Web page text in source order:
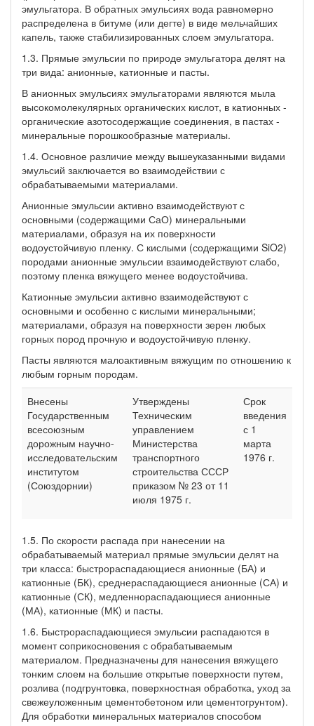
эмульгатора. В обратных эмульсиях вода равномерно
распределена в битуме (или дегте) в виде мельчайших
капель, также стабилизированных слоем эмульгатора.
1.3. Прямые эмульсии по природе эмульгатора делят на
три вида: анионные, катионные и пасты.
В анионных эмульсиях эмульгаторами являются мыла
высокомолекулярных органических кислот, в катионных -
органические азотосодержащие соединения, в пастах -
минеральные порошкообразные материалы.
1.4. Основное различие между вышеуказанными видами
эмульсий заключается во взаимодействии с
обрабатываемыми материалами.
Анионные эмульсии активно взаимодействуют с
основными (содержащими СаО) минеральными
материалами, образуя на их поверхности
водоустойчивую пленку. С кислыми (содержащими SiO2)
породами анионные эмульсии взаимодействуют слабо,
поэтому пленка вяжущего менее водоустойчива.
Катионные эмульсии активно взаимодействуют с
основными и особенно с кислыми минеральными;
материалами, образуя на поверхности зерен любых
горных пород прочную и водоустойчивую пленку.
Пасты являются малоактивным вяжущим по отношению к
любым горным породам.
Внесены
Государственным
всесоюзным
дорожным научно-
исследовательским
институтом
(Союздорнии)
Утверждены
Техническим
управлением
Министерства
транспортного
строительства СССР
приказом № 23 от 11
июля 1975 г.
Срок
введения
с 1
марта
1976 г.
1.5. По скорости распада при нанесении на
обрабатываемый материал прямые эмульсии делят на
три класса: быстрораспадающиеся анионные (БА) и
катионные (БК), среднераспадающиеся анионные (СА) и
катионные (СК), медленнораспадающиеся анионные
(МА), катионные (МК) и пасты.
1.6. Быстрораспадающиеся эмульсии распадаются в
момент соприкосновения с обрабатываемым
материалом. Предназначены для нанесения вяжущего
тонким слоем на большие открытые поверхности путем,
розлива (подгрунтовка, поверхностная обработка, уход за
свежеуложенным цементобетоном или цементогрунтом).
Для обработки минеральных материалов способом